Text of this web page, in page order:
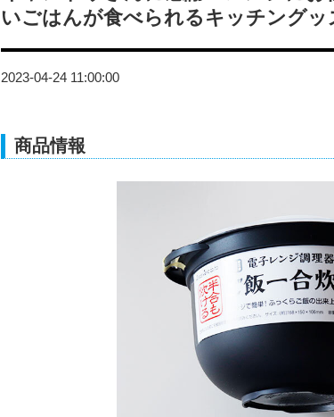
いごはんが食べられるキッチングッ
2023-04-24 11:00:00
商品情報